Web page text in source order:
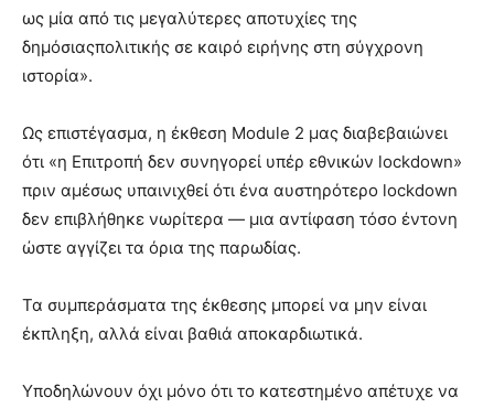
ως μία από τις μεγαλύτερες αποτυχίες της
δημόσιαςπολιτικής σε καιρό ειρήνης στη σύγχρονη
ιστορία».
Ως επιστέγασμα, η έκθεση Module 2 μας διαβεβαιώνει
ότι «η Επιτροπή δεν συνηγορεί υπέρ εθνικών lockdown»
πριν αμέσως υπαινιχθεί ότι ένα αυστηρότερο lockdown
δεν επιβλήθηκε νωρίτερα — μια αντίφαση τόσο έντονη
ώστε αγγίζει τα όρια της παρωδίας.
Τα συμπεράσματα της έκθεσης μπορεί να μην είναι
έκπληξη, αλλά είναι βαθιά αποκαρδιωτικά.
Υποδηλώνουν όχι μόνο ότι το κατεστημένο απέτυχε να